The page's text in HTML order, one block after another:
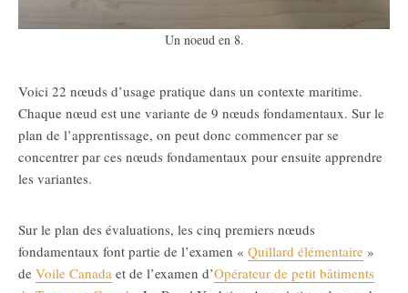
Un noeud en 8.
Voici 22 nœuds d’usage pratique dans un contexte maritime.
Chaque nœud est une variante de 9 nœuds fondamentaux. Sur le
plan de l’apprentissage, on peut donc commencer par se
concentrer par ces nœuds fondamentaux pour ensuite apprendre
les variantes.
Sur le plan des évaluations, les cinq premiers nœuds
fondamentaux font partie de l’examen « Quillard élémentaire »
de Voile Canada et de l’examen d’Opérateur de petit bâtiments